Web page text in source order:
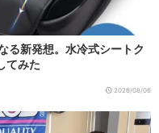
る新発想。水冷式シートク
てみた
2026/08/06